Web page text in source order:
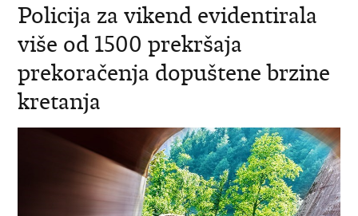
Policija za vikend evidentirala
više od 1500 prekršaja
prekoračenja dopuštene brzine
kretanja